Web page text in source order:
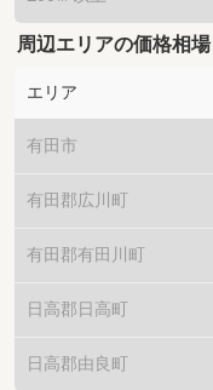
周辺エリアの価格相場
エリア
有田市
有田郡広川町
有田郡有田川町
日高郡日高町
日高郡由良町